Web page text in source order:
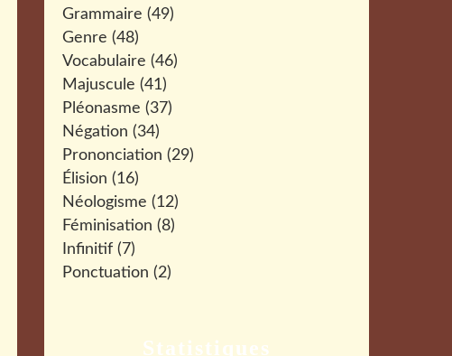
Grammaire (49)
Genre (48)
Vocabulaire (46)
Majuscule (41)
Pléonasme (37)
Négation (34)
Prononciation (29)
Élision (16)
Néologisme (12)
Féminisation (8)
Infinitif (7)
Ponctuation (2)
Statistiques